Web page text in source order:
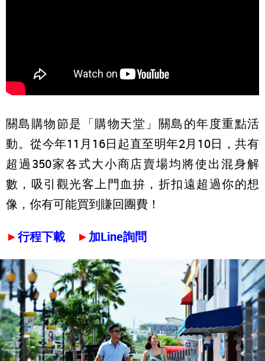
關島購物節是「購物天堂」關島的年度重點活
動。從今年11月16日起直至明年2月10日，共有
超過350家各式大小商店賣場均將使出混身解
數，吸引觀光客上門血拚，折扣遠超過你的想
像，你有可能買到賺回團費！
►行程下載 ►加Line詢問